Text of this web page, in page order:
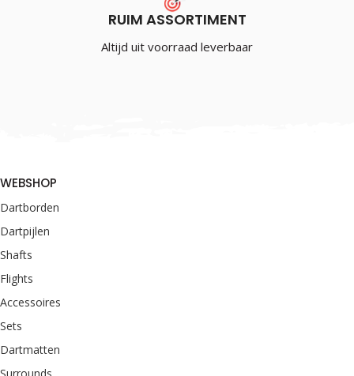
RUIM ASSORTIMENT
Altijd uit voorraad leverbaar
WEBSHOP
Dartborden
Dartpijlen
Shafts
Flights
Accessoires
Sets
Dartmatten